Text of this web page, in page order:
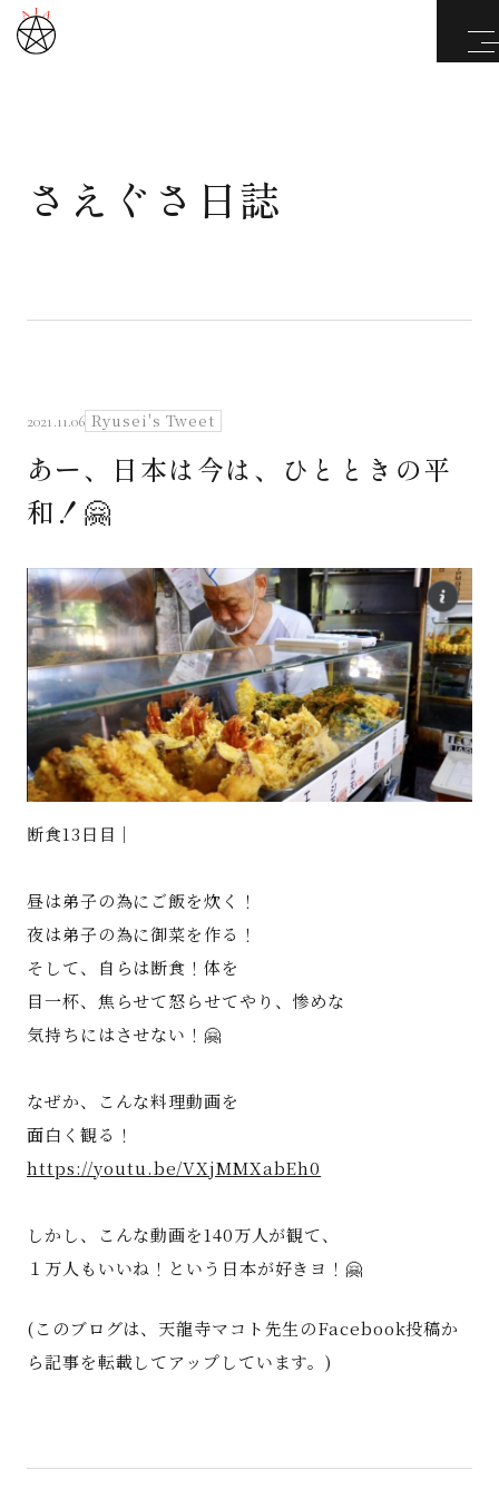
武道と医道
さえぐさ日誌
映像庫
Godo AIAとは
お知らせ
特定商取引法に基づく表記
さえぐさ日誌
2021.11.06 Ryusei's Tweet
あー、日本は今は、ひとときの平
和！🤗
断食13日目｜
昼は弟子の為にご飯を炊く！
夜は弟子の為に御菜を作る！
そして、自らは断食！体を
目一杯、焦らせて怒らせてやり、惨めな
気持ちにはさせない！🤗
なぜか、こんな料理動画を
面白く観る！
https://youtu.be/VXjMMXabEh0
しかし、こんな動画を140万人が観て、
１万人もいいね！という日本が好きヨ！🤗
(このブログは、天龍寺マコト先生のFacebook投稿か
ら記事を転載してアップしています。)